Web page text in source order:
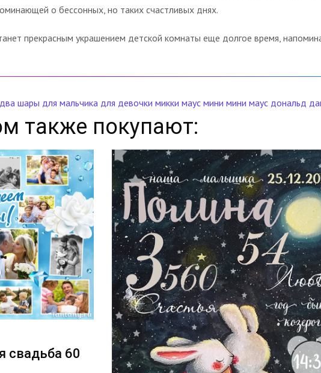
о бессонных, но таких счастливых днях.
прекрасным украшением детской комнаты еще долгое время,
шары для мальчика для девочки микки маус мини мини маус дональд
также покупают:
свадьба 60